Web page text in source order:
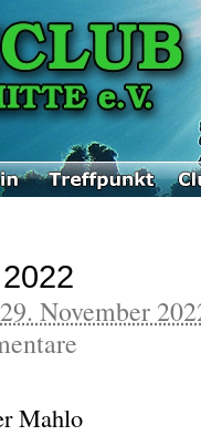
29. November
Mahlo